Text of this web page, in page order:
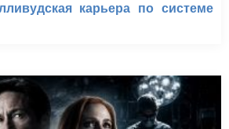
карьера по системе